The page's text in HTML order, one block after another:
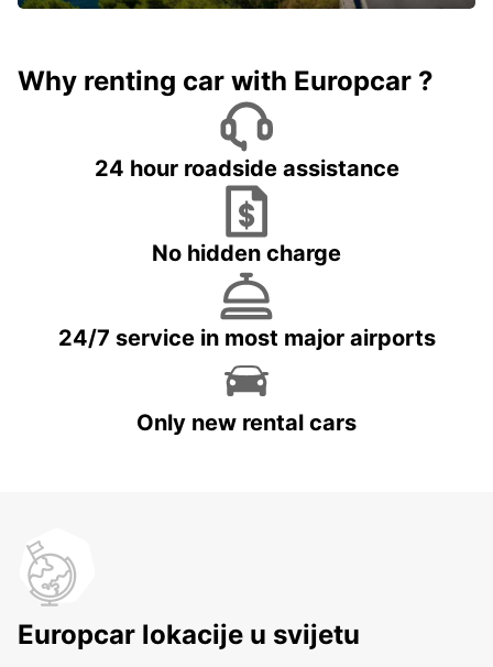
Why renting car with Europcar ?
24 hour roadside assistance
No hidden charge
24/7 service in most major airports
Only new rental cars
Europcar lokacije u svijetu